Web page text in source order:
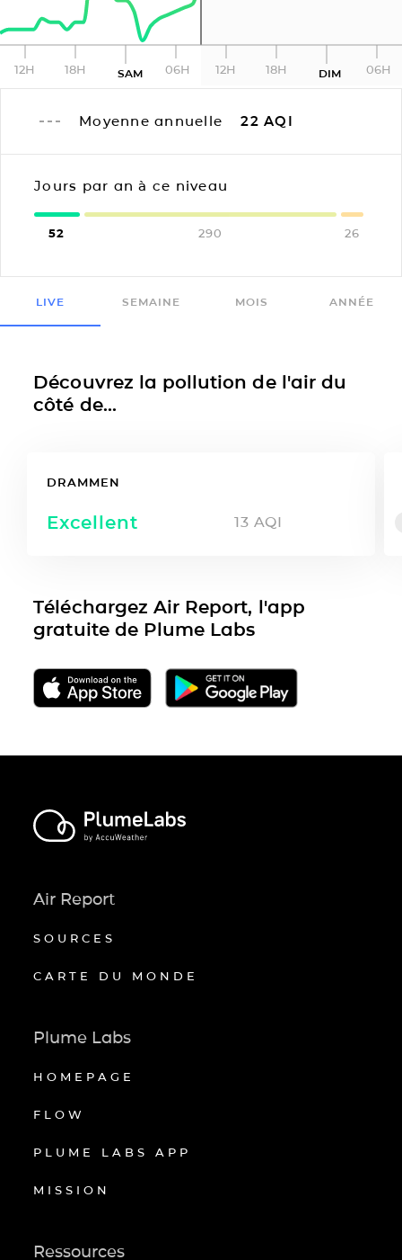
12H 18H SAM 06H 12H 18H DIM 06H
Moyenne annuelle 22 AQI
Jours par an à ce niveau
52 290 26
LIVE SEMAINE MOIS ANNÉE
Découvrez la pollution de l'air du
côté de...
DRAMMEN
Excellent 13 AQI
Téléchargez Air Report, l'app
gratuite de Plume Labs
Air Report
SOURCES
CARTE DU MONDE
Plume Labs
HOMEPAGE
FLOW
PLUME LABS APP
MISSION
Ressources